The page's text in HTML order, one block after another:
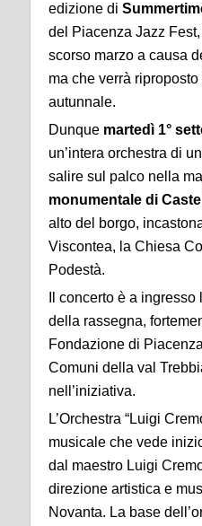
edizione di
del Piacenza Jazz
scorso marzo a causa
ma che verrà
autunnale.
Dunque martedì 1°
un’intera orchestra di
salire sul palco nella
monumentale di
alto del borgo,
Viscontea, la Chiesa
Podestà.
Il concerto è a
della rassegna,
Fondazione di
Comuni della val
nell’iniziativa.
L’Orchestra “Luigi
musicale che vede
dal maestro Luigi
direzione artistica e
Novanta. La base